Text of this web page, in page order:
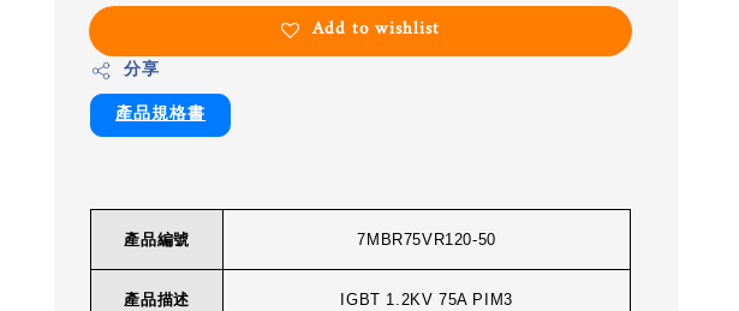
Add to wishlist
分享
產品規格書
產品編號 7MBR75VR120-50
產品描述 IGBT 1.2KV 75A PIM3